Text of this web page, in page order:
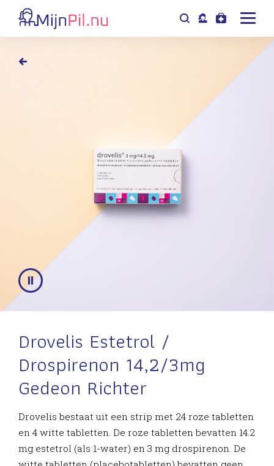
Drovelis Estetrol /
Drospirenon 14,2/3mg
Gedeon Richter
Drovelis bestaat uit een strip met 24 roze tabletten
en 4 witte tabletten. De roze tabletten bevatten 14.2
mg estetrol (als 1-water) en 3 mg drospirenon. De